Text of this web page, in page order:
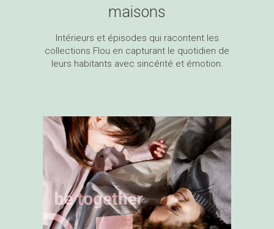
maisons
Intérieurs et épisodes qui racontent les
collections Flou en capturant le quotidien de
leurs habitants avec sincérité et émotion.